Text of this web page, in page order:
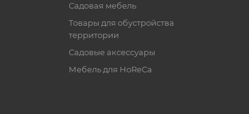
Садовая мебель
Товары для обустройства
территории
Садовые аксессуары
Мебель для HoReCa